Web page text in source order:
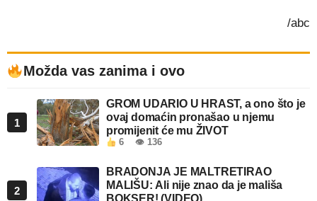
/abc
Možda vas zanima i ovo
1
GROM UDARIO U HRAST, a ono što je
ovaj domaćin pronašao u njemu
promijenit će mu ŽIVOT
6 👁 136
2
BRADONJA JE MALTRETIRAO
MALIŠU: Ali nije znao da je mališa